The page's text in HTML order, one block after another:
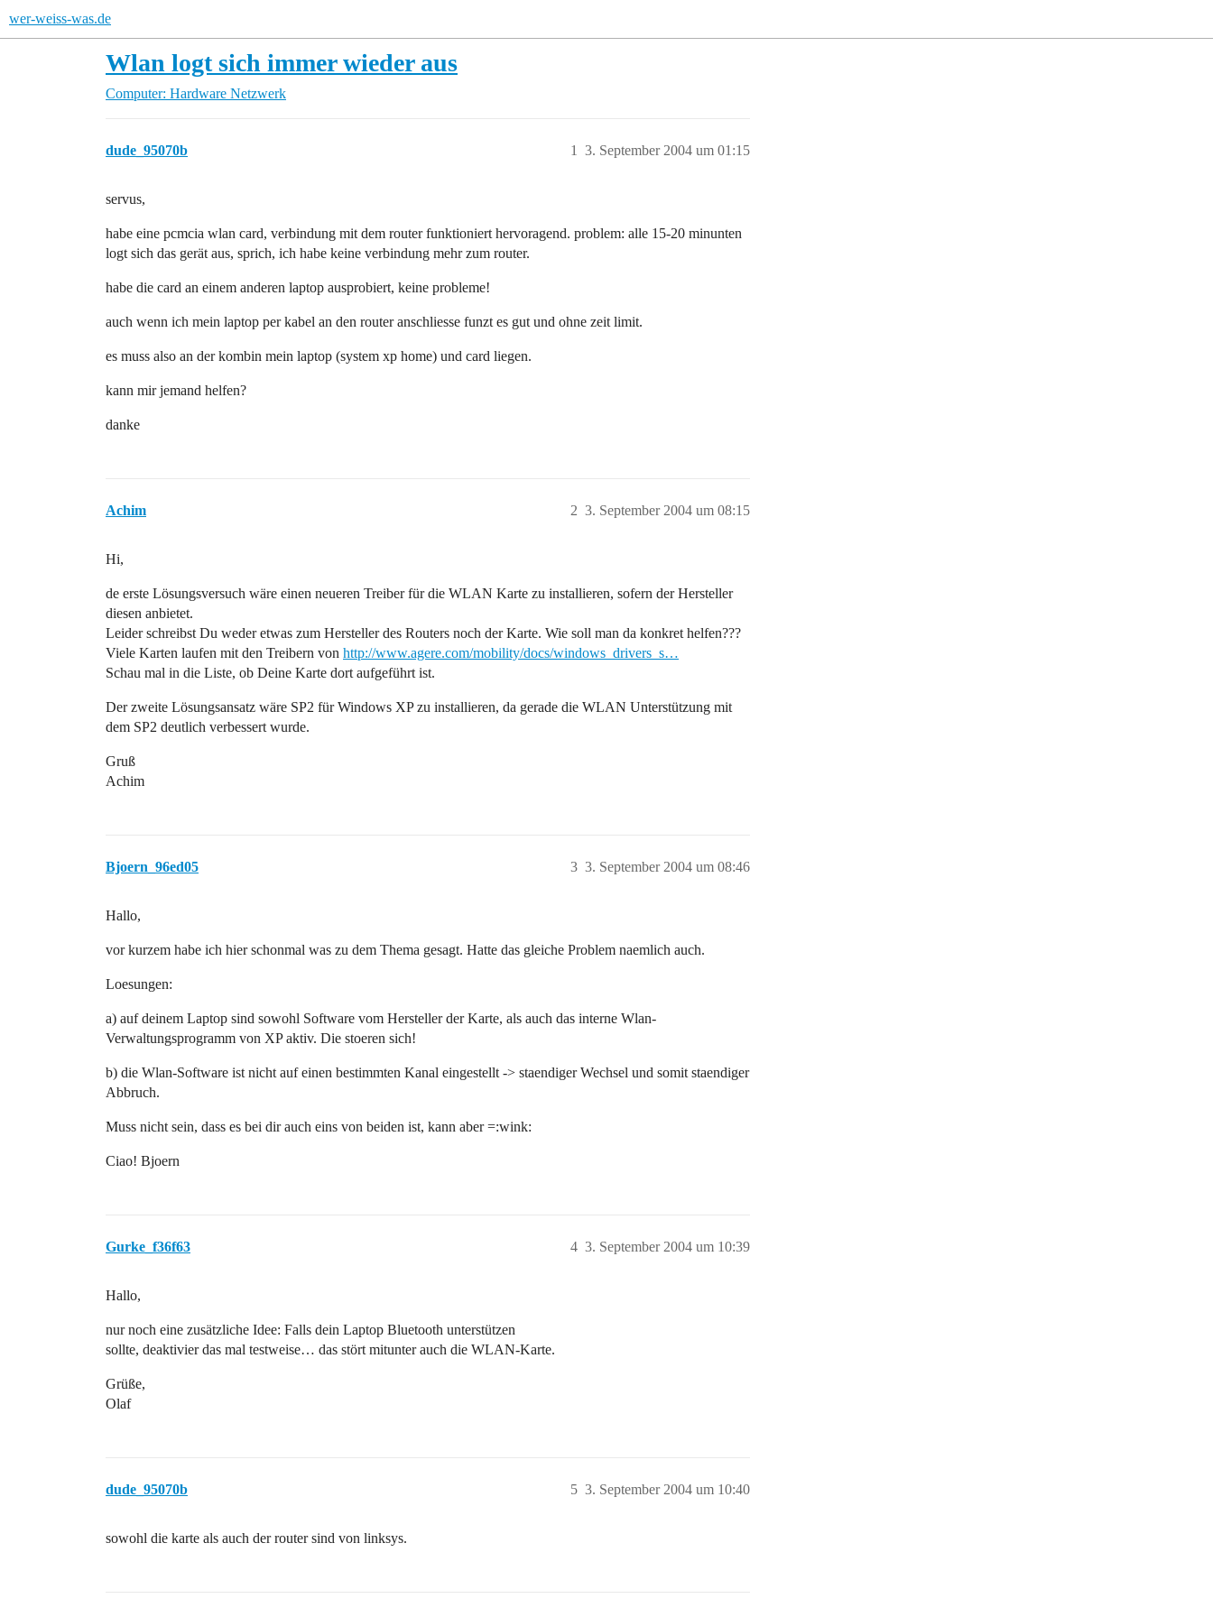
wer-weiss-was.de
Wlan logt sich immer wieder aus
Computer: Hardware Netzwerk
dude_95070b 3. September 2004 um 01:15
1
servus,
habe eine pcmcia wlan card, verbindung mit dem router funktioniert hervoragend. problem: alle 15-20 minunten
logt sich das gerät aus, sprich, ich habe keine verbindung mehr zum router.
habe die card an einem anderen laptop ausprobiert, keine probleme!
auch wenn ich mein laptop per kabel an den router anschliesse funzt es gut und ohne zeit limit.
es muss also an der kombin mein laptop (system xp home) und card liegen.
kann mir jemand helfen?
danke
Achim 3. September 2004 um 08:15
2
Hi,
de erste Lösungsversuch wäre einen neueren Treiber für die WLAN Karte zu installieren, sofern der Hersteller
diesen anbietet.
Leider schreibst Du weder etwas zum Hersteller des Routers noch der Karte. Wie soll man da konkret helfen???
Viele Karten laufen mit den Treibern von http://www.agere.com/mobility/docs/windows_drivers_s…
Schau mal in die Liste, ob Deine Karte dort aufgeführt ist.
Der zweite Lösungsansatz wäre SP2 für Windows XP zu installieren, da gerade die WLAN Unterstützung mit
dem SP2 deutlich verbessert wurde.
Gruß
Achim
Bjoern_96ed05 3. September 2004 um 08:46
3
Hallo,
vor kurzem habe ich hier schonmal was zu dem Thema gesagt. Hatte das gleiche Problem naemlich auch.
Loesungen:
a) auf deinem Laptop sind sowohl Software vom Hersteller der Karte, als auch das interne Wlan-
Verwaltungsprogramm von XP aktiv. Die stoeren sich!
b) die Wlan-Software ist nicht auf einen bestimmten Kanal eingestellt -> staendiger Wechsel und somit staendiger
Abbruch.
Muss nicht sein, dass es bei dir auch eins von beiden ist, kann aber =:wink:
Ciao! Bjoern
Gurke_f36f63 3. September 2004 um 10:39
4
Hallo,
nur noch eine zusätzliche Idee: Falls dein Laptop Bluetooth unterstützen
sollte, deaktivier das mal testweise… das stört mitunter auch die WLAN-Karte.
Grüße,
Olaf
dude_95070b 3. September 2004 um 10:40
5
sowohl die karte als auch der router sind von linksys.